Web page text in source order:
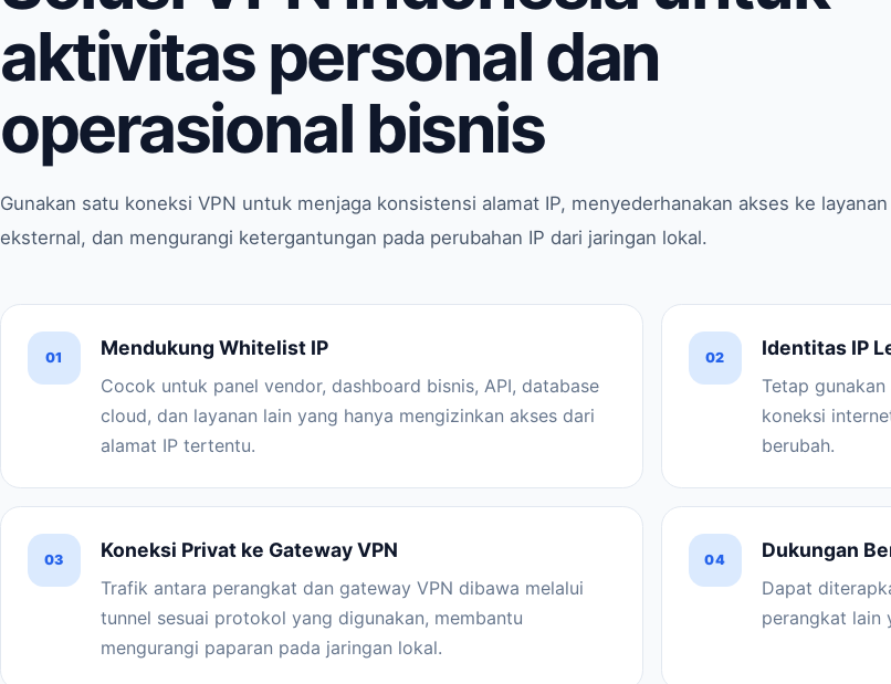
aktivitas personal dan
operasional bisnis
Gunakan satu koneksi VPN untuk menjaga konsistensi alamat IP, menyederhanakan akses ke layanan
eksternal, dan mengurangi ketergantungan pada perubahan IP dari jaringan lokal.
01 Mendukung Whitelist IP
Cocok untuk panel vendor, dashboard bisnis, API, database
cloud, dan layanan lain yang hanya mengizinkan akses dari
alamat IP tertentu.
02 Identitas IP
Tetap
koneksi
berubah.
03 Koneksi Privat ke Gateway VPN
Trafik antara perangkat dan gateway VPN dibawa melalui
tunnel sesuai protokol yang digunakan, membantu
mengurangi paparan pada jaringan lokal.
04 Dukungan
Dapat
perangkat lain